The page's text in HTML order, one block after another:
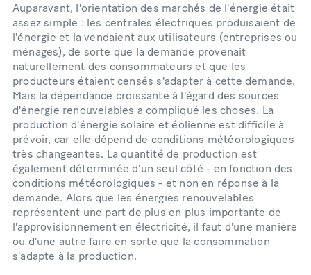
Auparavant, l'orientation des marchés de l'énergie était
assez simple : les centrales électriques produisaient de
l'énergie et la vendaient aux utilisateurs (entreprises ou
ménages), de sorte que la demande provenait
naturellement des consommateurs et que les
producteurs étaient censés s'adapter à cette demande.
Mais la dépendance croissante à l'égard des sources
d'énergie renouvelables a compliqué les choses. La
production d'énergie solaire et éolienne est difficile à
prévoir, car elle dépend de conditions météorologiques
très changeantes. La quantité de production est
également déterminée d'un seul côté - en fonction des
conditions météorologiques - et non en réponse à la
demande. Alors que les énergies renouvelables
représentent une part de plus en plus importante de
l'approvisionnement en électricité, il faut d'une manière
ou d'une autre faire en sorte que la consommation
s'adapte à la production.